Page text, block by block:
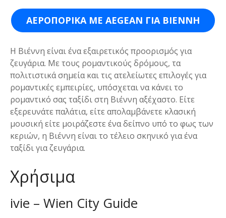
ΑΕΡΟΠΟΡΙΚΑ ΜΕ AEGEAN ΓΙΑ ΒΙΕΝΝΗ
Η Βιέννη είναι ένα εξαιρετικός προορισμός για
ζευγάρια. Με τους ρομαντικούς δρόμους, τα
πολιτιστικά σημεία και τις ατελείωτες επιλογές για
ρομαντικές εμπειρίες, υπόσχεται να κάνει το
ρομαντικό σας ταξίδι στη Βιέννη αξέχαστο. Είτε
εξερευνάτε παλάτια, είτε απολαμβάνετε κλασική
μουσική είτε μοιράζεστε ένα δείπνο υπό το φως των
κεριών, η Βιέννη είναι το τέλειο σκηνικό για ένα
ταξίδι για ζευγάρια.
Χρήσιμα
ivie – Wien City Guide